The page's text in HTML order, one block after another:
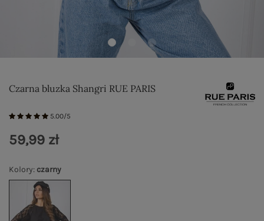
Czarna bluzka Shangri RUE PARIS
5.00/5
Kolory: czarny
59,99 zł